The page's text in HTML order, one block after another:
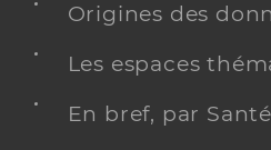
Origines des
Les espaces
En bref, par